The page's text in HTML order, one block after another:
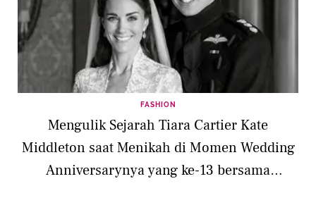
FASHION
Mengulik Sejarah Tiara Cartier Kate
Middleton saat Menikah di Momen Wedding
Anniversarynya yang ke-13 bersama